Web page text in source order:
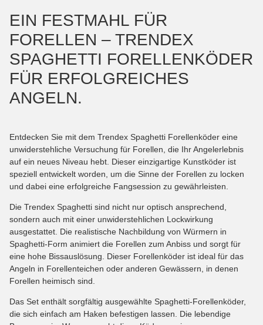
EIN FESTMAHL FÜR
FORELLEN – TRENDEX
SPAGHETTI FORELLENKÖDER
FÜR ERFOLGREICHES
ANGELN.
Entdecken Sie mit dem Trendex Spaghetti Forellenköder eine
unwiderstehliche Versuchung für Forellen, die Ihr Angelerlebnis
auf ein neues Niveau hebt. Dieser einzigartige Kunstköder ist
speziell entwickelt worden, um die Sinne der Forellen zu locken
und dabei eine erfolgreiche Fangsession zu gewährleisten.
Die Trendex Spaghetti sind nicht nur optisch ansprechend,
sondern auch mit einer unwiderstehlichen Lockwirkung
ausgestattet. Die realistische Nachbildung von Würmern in
Spaghetti-Form animiert die Forellen zum Anbiss und sorgt für
eine hohe Bissauslösung. Dieser Forellenköder ist ideal für das
Angeln in Forellenteichen oder anderen Gewässern, in denen
Forellen heimisch sind.
Das Set enthält sorgfältig ausgewählte Spaghetti-Forellenköder,
die sich einfach am Haken befestigen lassen. Die lebendige